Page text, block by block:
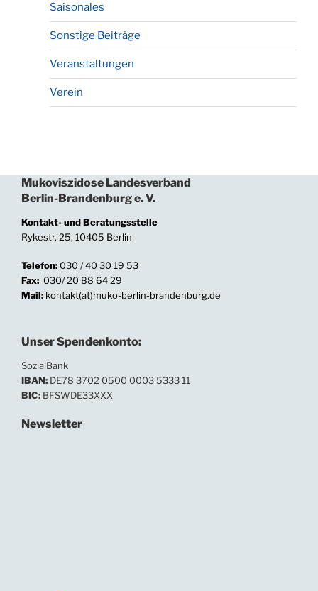
Saisonales
Sonstige Beiträge
Veranstaltungen
Verein
Mukoviszidose Landesverband
Berlin-Brandenburg e. V.
Kontakt- und Beratungsstelle
Rykestr. 25, 10405 Berlin
Telefon:030 / 40 30 19 53
Fax: 030/ 20 88 64 29
Mail: kontakt(at)muko-berlin-brandenburg.de
Unser Spendenkonto:
SozialBank
IBAN: DE78 3702 0500 0003 5333 11
BIC: BFSWDE33XXX
Newsletter